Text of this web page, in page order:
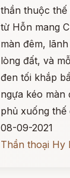
thần thuộc
từ Hỗn mang
màn đêm,
lòng đất, và
đen tối khắp
ngựa kéo màn
phủ xuống thế
08-09-2021
Thần thoại Hy